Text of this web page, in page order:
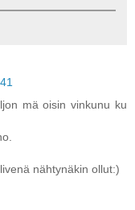
mä oisin vinkunu ku
nähtynäkin ollut:)